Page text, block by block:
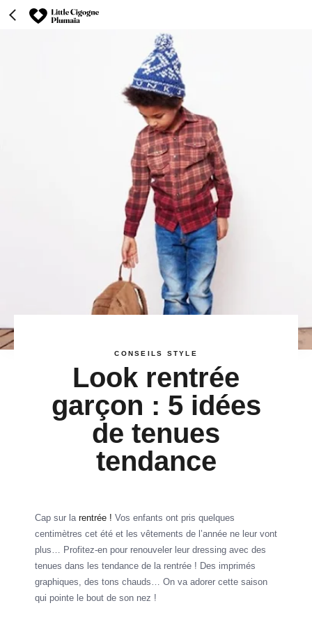
CONSEILS STYLE
Look rentrée
garçon : 5 idées
de tenues
tendance
Cap sur la rentrée ! Vos enfants ont pris quelques
centimètres cet été et les vêtements de l’année ne leur vont
plus… Profitez-en pour renouveler leur dressing avec des
tenues dans les tendance de la rentrée ! Des imprimés
graphiques, des tons chauds… On va adorer cette saison
qui pointe le bout de son nez !